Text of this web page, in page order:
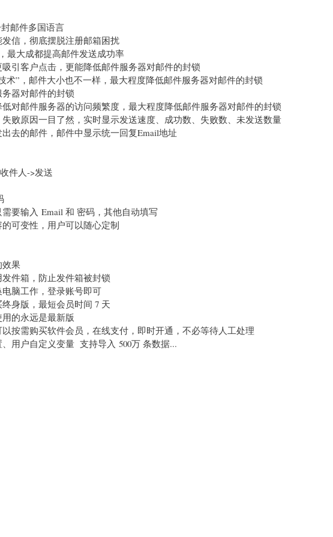
邮件多国语言
信，彻底摆脱注册邮箱困扰
最大成都提高邮件发送成功率
引客户点击，更能降低邮件服务器对邮件的封锁
术”，邮件大小也不一样，最大程度降低邮件服务器对邮件的封锁
器对邮件的封锁
对邮件服务器的访问频繁度，最大程度降低邮件服务器对邮件的封锁
败原因一目了然，实时显示发送速度、成功数、失败数、未发送数量
去的邮件，邮件中显示统一回复Email地址
件人->发送
要输入 Email 和 密码，其他自动填写
可变性，用户可以随心定制
效果
件箱，防止发件箱被封锁
脑工作，登录账号即可
身版，最短会员时间 7 天
的永远是最新版
按需购买软件会员，在线支付，即时开通，不必等待人工处理
用户自定义变量 支持导入 500万 条数据...